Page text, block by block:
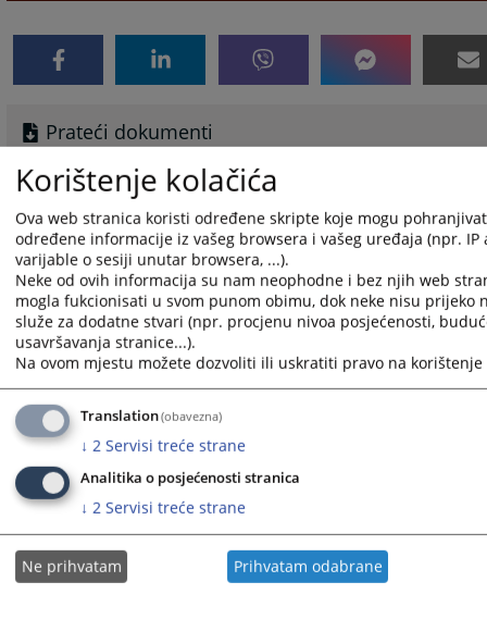
Podnošenje pritužbi
Sudske takse
Prateći dokumenti
Jedinstvena lista vještaka po oblastima_275238064
POVJERLJIVI SAVJETNICI
Sudski tumači
Korištenje kolačića
Ova web stranica koristi određene skripte koje mogu
određene informacije iz vašeg browsera i vašeg uređaja (npr. IP
varijable o sesiji unutar browsera, ...).
Neke od ovih informacija su nam neophodne i bez njih web
mogla fukcionisati u svom punom obimu, dok neke nisu prijeko
služe za dodatne stvari (npr. procjenu nivoa posjećenosti,
usavršavanja stranice...).
Na ovom mjestu možete dozvoliti ili uskratiti pravo na
Translation(obavezna)
↓ 2 Servisi treće strane
Analitika o posjećenosti stranica
↓ 2 Servisi treće strane
Ne prihvatam Prihvatam odabrane